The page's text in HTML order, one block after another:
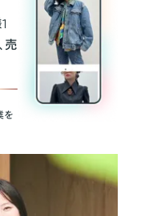
売
を